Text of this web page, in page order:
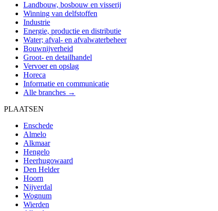
Landbouw, bosbouw en visserij
Winning van delfstoffen
Industrie
Energie, productie en distributie
Water; afval- en afvalwaterbeheer
Bouwnijverheid
Groot- en detailhandel
Vervoer en opslag
Horeca
Informatie en communicatie
Alle branches →
PLAATSEN
Enschede
Almelo
Alkmaar
Hengelo
Heerhugowaard
Den Helder
Hoorn
Nijverdal
Wognum
Wierden